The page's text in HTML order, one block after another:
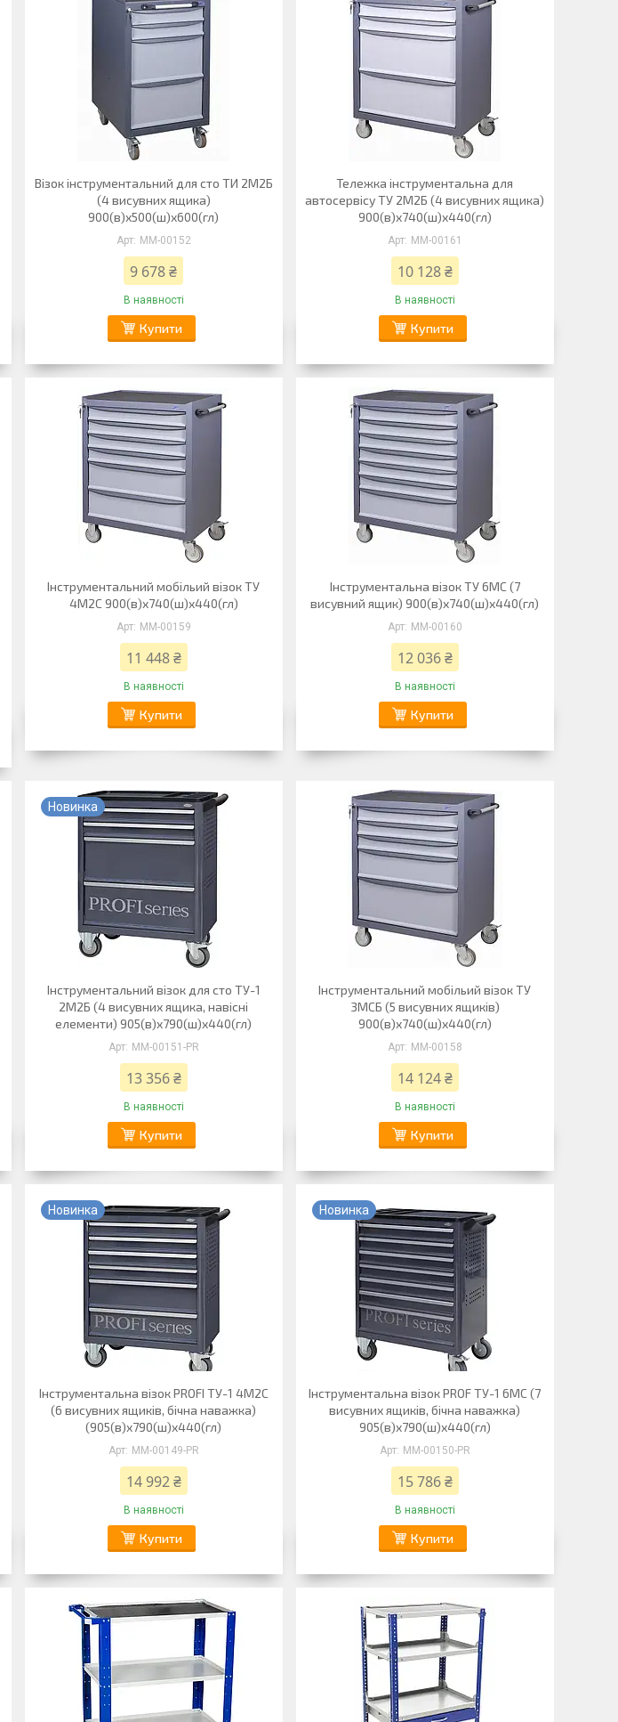
Візок інструментальний для сто ТИ 2М2Б
(4 висувних ящика)
900(в)х500(ш)х600(гл)
ММ-00152
9 678 ₴
В наявності
Купити
Тележка інструментальна для
автосервісу ТУ 2М2Б (4 висувних ящика)
900(в)х740(ш)х440(гл)
ММ-00161
10 128 ₴
В наявності
Купити
Інструментальний мобільий візок ТУ
4М2С 900(в)х740(ш)х440(гл)
ММ-00159
11 448 ₴
В наявності
Купити
Інструментальна візок ТУ 6МС (7
висувний ящик) 900(в)х740(ш)х440(гл)
ММ-00160
12 036 ₴
В наявності
Купити
Новинка
Інструментальний візок для сто ТУ-1
2М2Б (4 висувних ящика, навісні
елементи) 905(в)х790(ш)х440(гл)
ММ-00151-PR
13 356 ₴
В наявності
Купити
Інструментальний мобільий візок ТУ
3МСБ (5 висувних ящиків)
900(в)х740(ш)х440(гл)
ММ-00158
14 124 ₴
В наявності
Купити
Новинка
Інструментальна візок PROFI ТУ-1 4М2С
(6 висувних ящиків, бічна наважка)
(905(в)х790(ш)х440(гл)
ММ-00149-PR
14 992 ₴
В наявності
Купити
Новинка
Інструментальна візок PROF ТУ-1 6МС (7
висувних ящиків, бічна наважка)
905(в)х790(ш)х440(гл)
ММ-00150-PR
15 786 ₴
В наявності
Купити